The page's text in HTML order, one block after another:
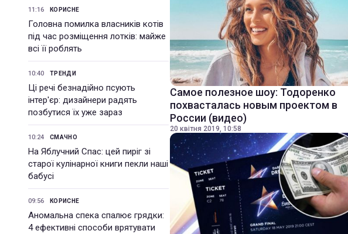
11:16 КОРИСНЕ
Головна помилка власників котів
під час розміщення лотків: майже
всі її роблять
10:40 ТРЕНДИ
Ці речі безнадійно псують
інтер'єр: дизайнери радять
позбутися їх уже зараз
10:24 СМАЧНО
На Яблучний Спас: цей пиріг зі
старої кулінарної книги пекли наші
бабусі
09:56 КОРИСНЕ
Аномальна спека спалює грядки:
4 ефективні способи врятувати
Самое полезное шоу: Тодоренко
похвасталась новым проектом в
России (видео)
20 квітня 2019, 10:58